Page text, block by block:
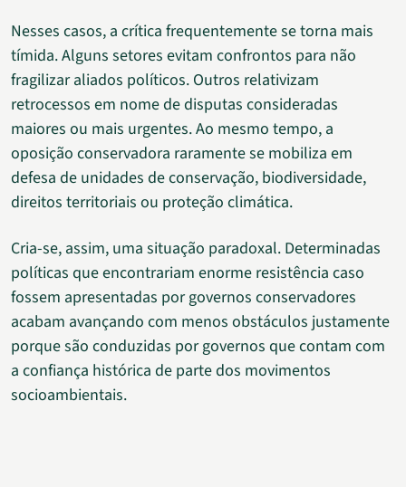
Nesses casos, a crítica frequentemente se torna mais
tímida. Alguns setores evitam confrontos para não
fragilizar aliados políticos. Outros relativizam
retrocessos em nome de disputas consideradas
maiores ou mais urgentes. Ao mesmo tempo, a
oposição conservadora raramente se mobiliza em
defesa de unidades de conservação, biodiversidade,
direitos territoriais ou proteção climática.
Cria-se, assim, uma situação paradoxal. Determinadas
políticas que encontrariam enorme resistência caso
fossem apresentadas por governos conservadores
acabam avançando com menos obstáculos justamente
porque são conduzidas por governos que contam com
a confiança histórica de parte dos movimentos
socioambientais.